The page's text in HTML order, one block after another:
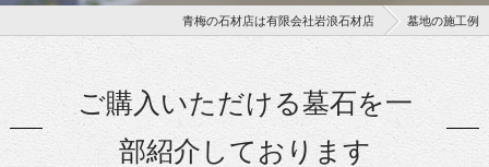
青梅の石材店は有限会社岩浪石材店 墓地の施工例
ご購入いただける墓石を一
部紹介しております